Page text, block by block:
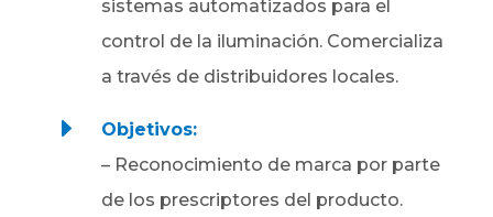
sistemas automatizados para el
control de la iluminación. Comercializa
a través de distribuidores locales.
E
Objetivos:
– Reconocimiento de marca por parte
de los prescriptores del producto.